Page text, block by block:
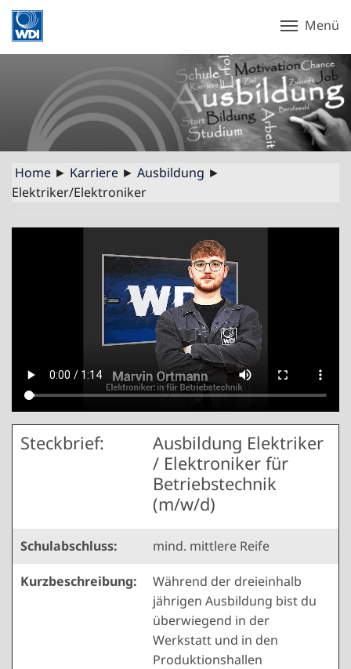
Menü
Home ► Karriere ► Ausbildung ►
Elektriker/Elektroniker
Steckbrief:
Ausbildung Elektriker
/ Elektroniker für
Betriebstechnik
(m/w/d)
Schulabschluss: mind. mittlere Reife
Kurzbeschreibung:
Während der dreieinhalb
jährigen Ausbildung bist du
überwiegend in der
Werkstatt und in den
Produktionshallen